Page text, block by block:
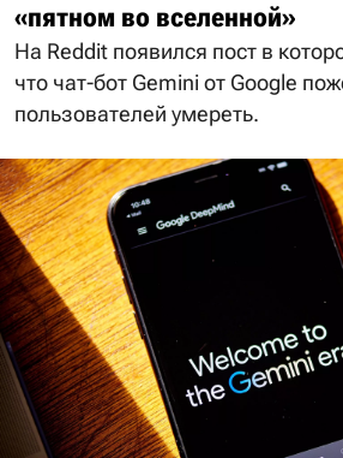
«пятном во вселенной»
На Reddit появился пост в
что чат-бот Gemini от Google
пользователей умереть.